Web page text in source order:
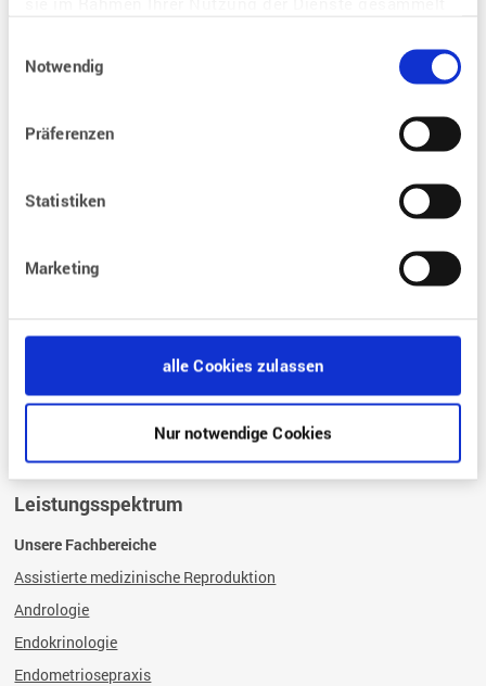
Notwendig
Präferenzen
Statistiken
Marketing
alle Cookies zulassen
Nur notwendige Cookies
Wie kann ich als gleichgeschlechtliches Paar schwanger werden?
Was sind die Bedingungen einer Kinderwunsch-Behandlung?
Was sind die Voraussetzungen für eine Kinderwunschbehandlung?
Wie ist die rechtliche Grundlagen?
FAQ – Die häufigsten Fragen zur Kinderwunschbehandlung
Glossar
Leistungsspektrum
Unsere Fachbereiche
Assistierte medizinische Reproduktion
Andrologie
Endokrinologie
Endometriosepraxis